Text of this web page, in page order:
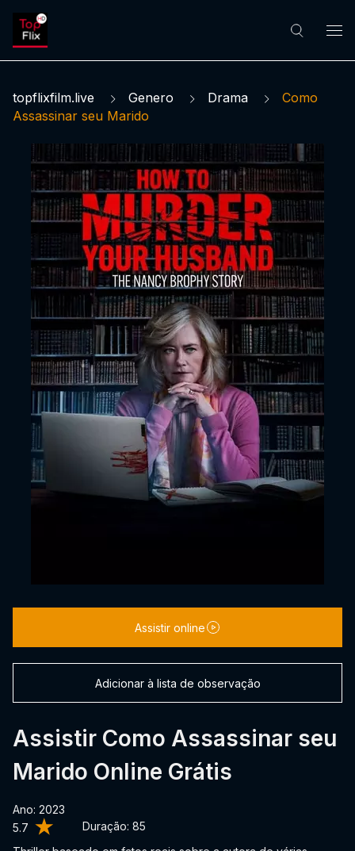
topflixfilm.live Genero Drama
Como
Assassinar seu Marido
5.7 Duração: 85
Assistir Como Assassinar seu
Marido Online Grátis
Ano: 2023
Assistir online
Adicionar à lista de observação